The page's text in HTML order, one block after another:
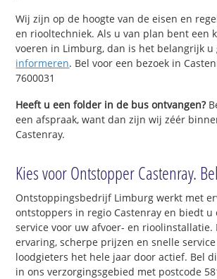
Wij zijn op de hoogte van de eisen en
en riooltechniek. Als u van plan bent een
voeren in Limburg, dan is het belangrijk u
informeren. Bel voor een bezoek in
7600031
Heeft u een folder in de bus ontvangen?
een afspraak, want dan zijn wij zéér
Castenray.
Kies voor Ontstopper Castenray.
Ontstoppingsbedrijf Limburg werkt met
ontstoppers in regio Castenray en biedt u
service voor uw afvoer- en rioolinstallatie.
ervaring, scherpe prijzen en snelle
loodgieters het hele jaar door actief. Bel
in ons verzorgingsgebied met postcode